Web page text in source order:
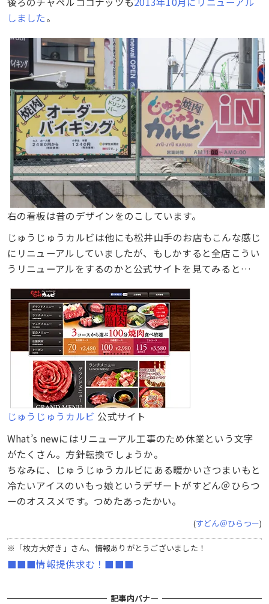
しました。
右の看板は昔のデザインをのこしています。
じゅうじゅうカルビは他にも松井山手のお店もこんな感じ
にリニューアルしていましたが、もしかすると全店こうい
うリニューアルをするのかと公式サイトを見てみると…
じゅうじゅうカルビ 公式サイト
What’s newにはリニューアル工事のため休業という文字
がたくさん。方針転換でしょうか。
ちなみに、じゅうじゅうカルビにある暖かいさつまいもと
冷たいアイスのいもっ娘というデザートがすどん＠ひらつ
ーのオススメです。つめたあったかい。
(すどん＠ひらつー)
※「枚方大好き」さん、情報ありがとうございました！
■■■情報提供求む！■■■
記事内バナー